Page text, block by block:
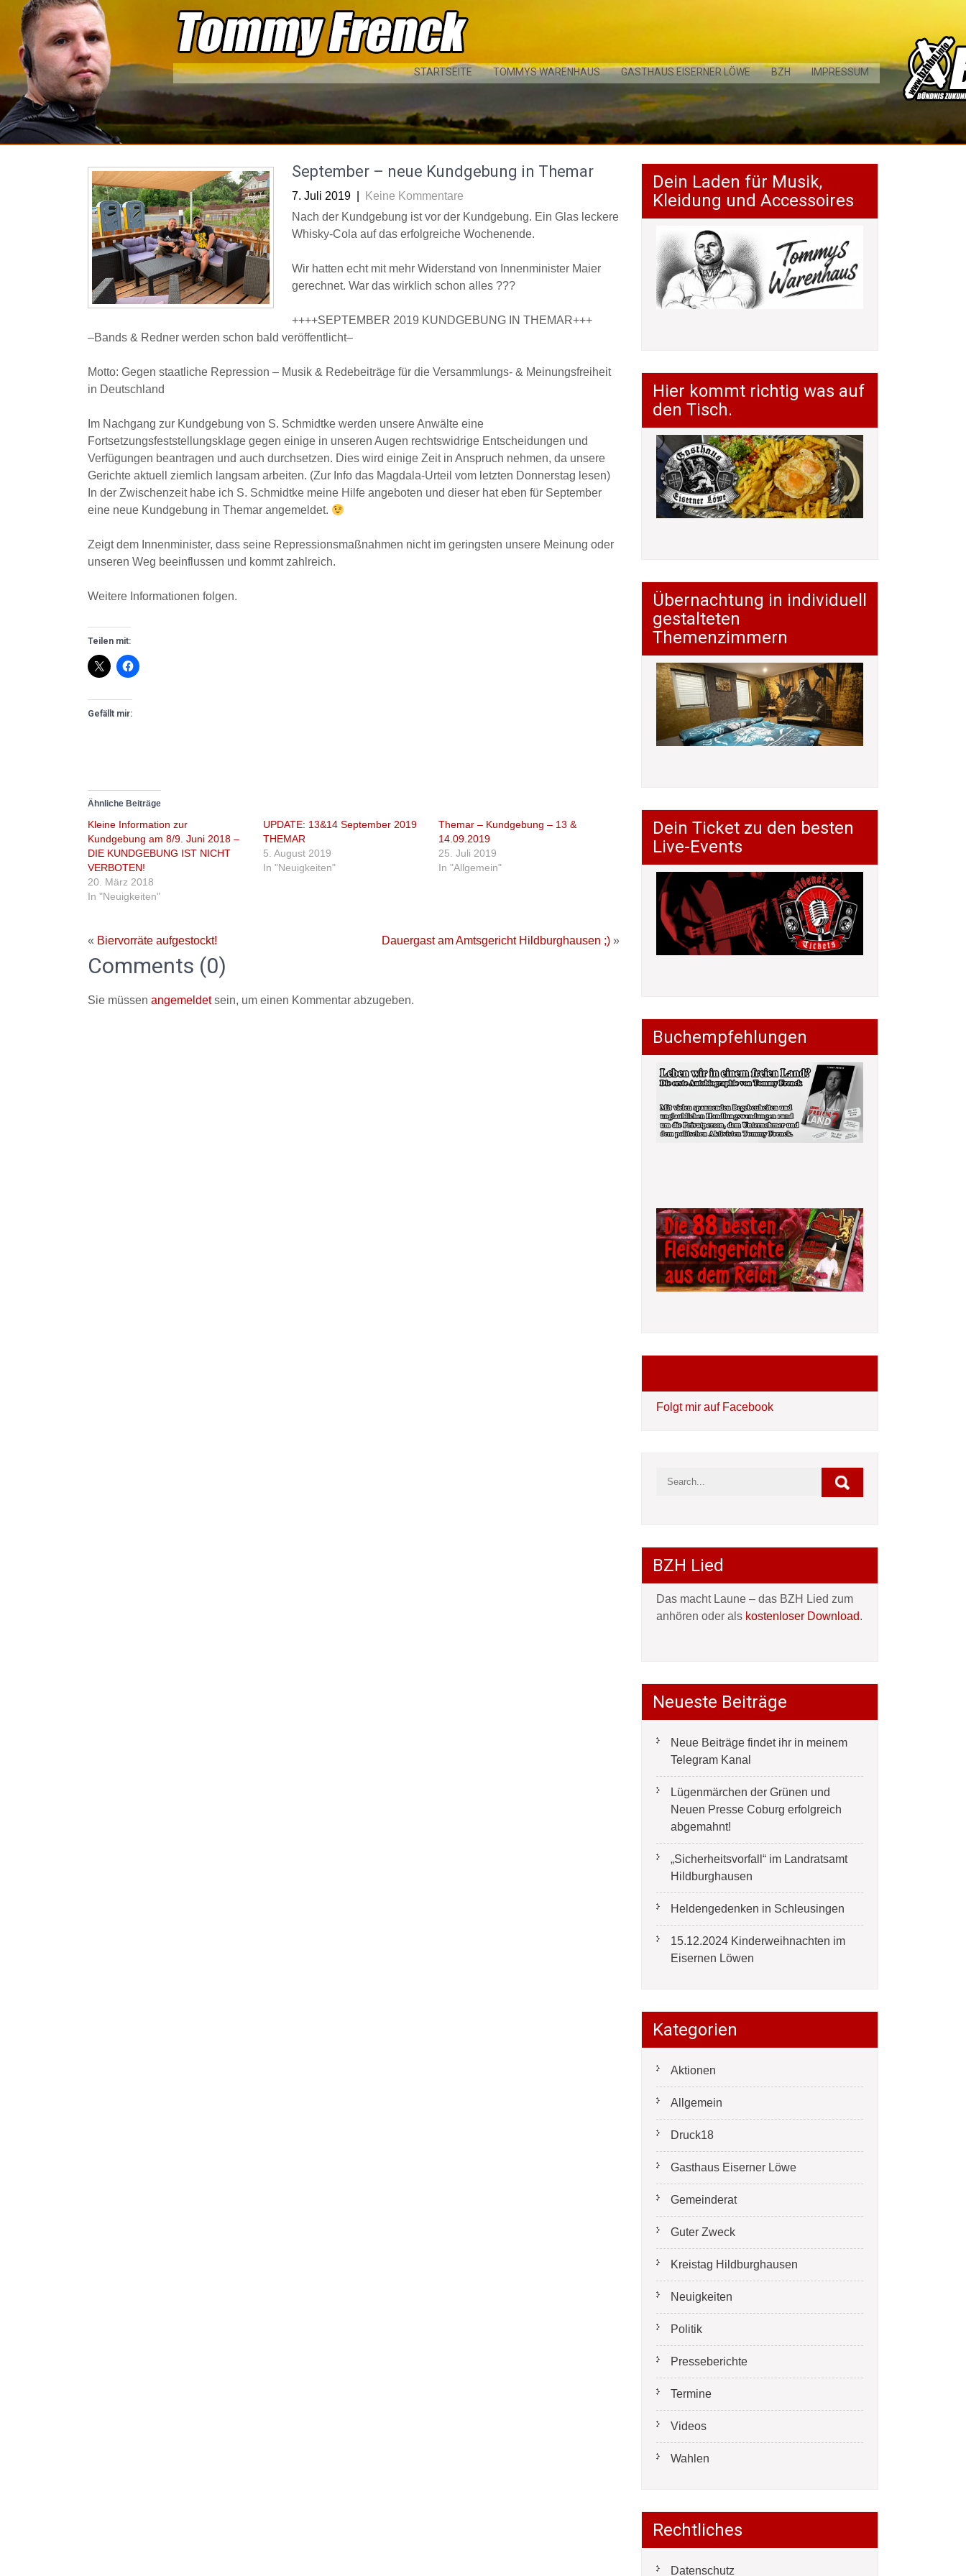
content
STARTSEITE TOMMYS WARENHAUS GASTHAUS EISERNER LÖWE BZH IMPRESSUM
September – neue Kundgebung in Themar
7. Juli 2019
Keine Kommentare
Nach der Kundgebung ist vor der Kundgebung. Ein Glas leckere
Whisky-Cola auf das erfolgreiche Wochenende.
Wir hatten echt mit mehr Widerstand von Innenminister Maier
gerechnet. War das wirklich schon alles ???
++++SEPTEMBER 2019 KUNDGEBUNG IN THEMAR+++
–Bands & Redner werden schon bald veröffentlicht–
Motto: Gegen staatliche Repression – Musik & Redebeiträge für die Versammlungs- & Meinungsfreiheit
in Deutschland
Im Nachgang zur Kundgebung von S. Schmidtke werden unsere Anwälte eine
Fortsetzungsfeststellungsklage gegen einige in unseren Augen rechtswidrige Entscheidungen und
Verfügungen beantragen und auch durchsetzen. Dies wird einige Zeit in Anspruch nehmen, da unsere
Gerichte aktuell ziemlich langsam arbeiten. (Zur Info das Magdala-Urteil vom letzten Donnerstag lesen)
In der Zwischenzeit habe ich S. Schmidtke meine Hilfe angeboten und dieser hat eben für September
eine neue Kundgebung in Themar angemeldet.
Zeigt dem Innenminister, dass seine Repressionsmaßnahmen nicht im geringsten unsere Meinung oder
unseren Weg beeinflussen und kommt zahlreich.
Weitere Informationen folgen.
Teilen mit:
Gefällt mir:
Ähnliche Beiträge
Kleine Information zur
Kundgebung am 8/9. Juni 2018 –
DIE KUNDGEBUNG IST NICHT
VERBOTEN!
20. März 2018
In "Neuigkeiten"
UPDATE: 13&14 September 2019
THEMAR
5. August 2019
In "Neuigkeiten"
Themar – Kundgebung – 13 &
14.09.2019
25. Juli 2019
In "Allgemein"
« Biervorräte aufgestockt! Dauergast am Amtsgericht Hildburghausen ;) »
Comments (0)
Sie müssen angemeldetsein, um einen Kommentar abzugeben.
Dein Laden für Musik,
Kleidung und Accessoires
Hier kommt richtig was auf
den Tisch.
Übernachtung in individuell
gestalteten
Themenzimmern
Dein Ticket zu den besten
Live-Events
Buchempfehlungen
Folgt mir auf Facebook
BZH Lied
Das macht Laune – das BZH Lied zum
anhören oder als kostenloser Download.
Neueste Beiträge
Neue Beiträge findet ihr in meinem
Telegram Kanal
Lügenmärchen der Grünen und
Neuen Presse Coburg erfolgreich
abgemahnt!
„Sicherheitsvorfall“ im Landratsamt
Hildburghausen
Heldengedenken in Schleusingen
15.12.2024 Kinderweihnachten im
Eisernen Löwen
Kategorien
Aktionen
Allgemein
Druck18
Gasthaus Eiserner Löwe
Gemeinderat
Guter Zweck
Kreistag Hildburghausen
Neuigkeiten
Politik
Presseberichte
Termine
Videos
Wahlen
Rechtliches
Datenschutz